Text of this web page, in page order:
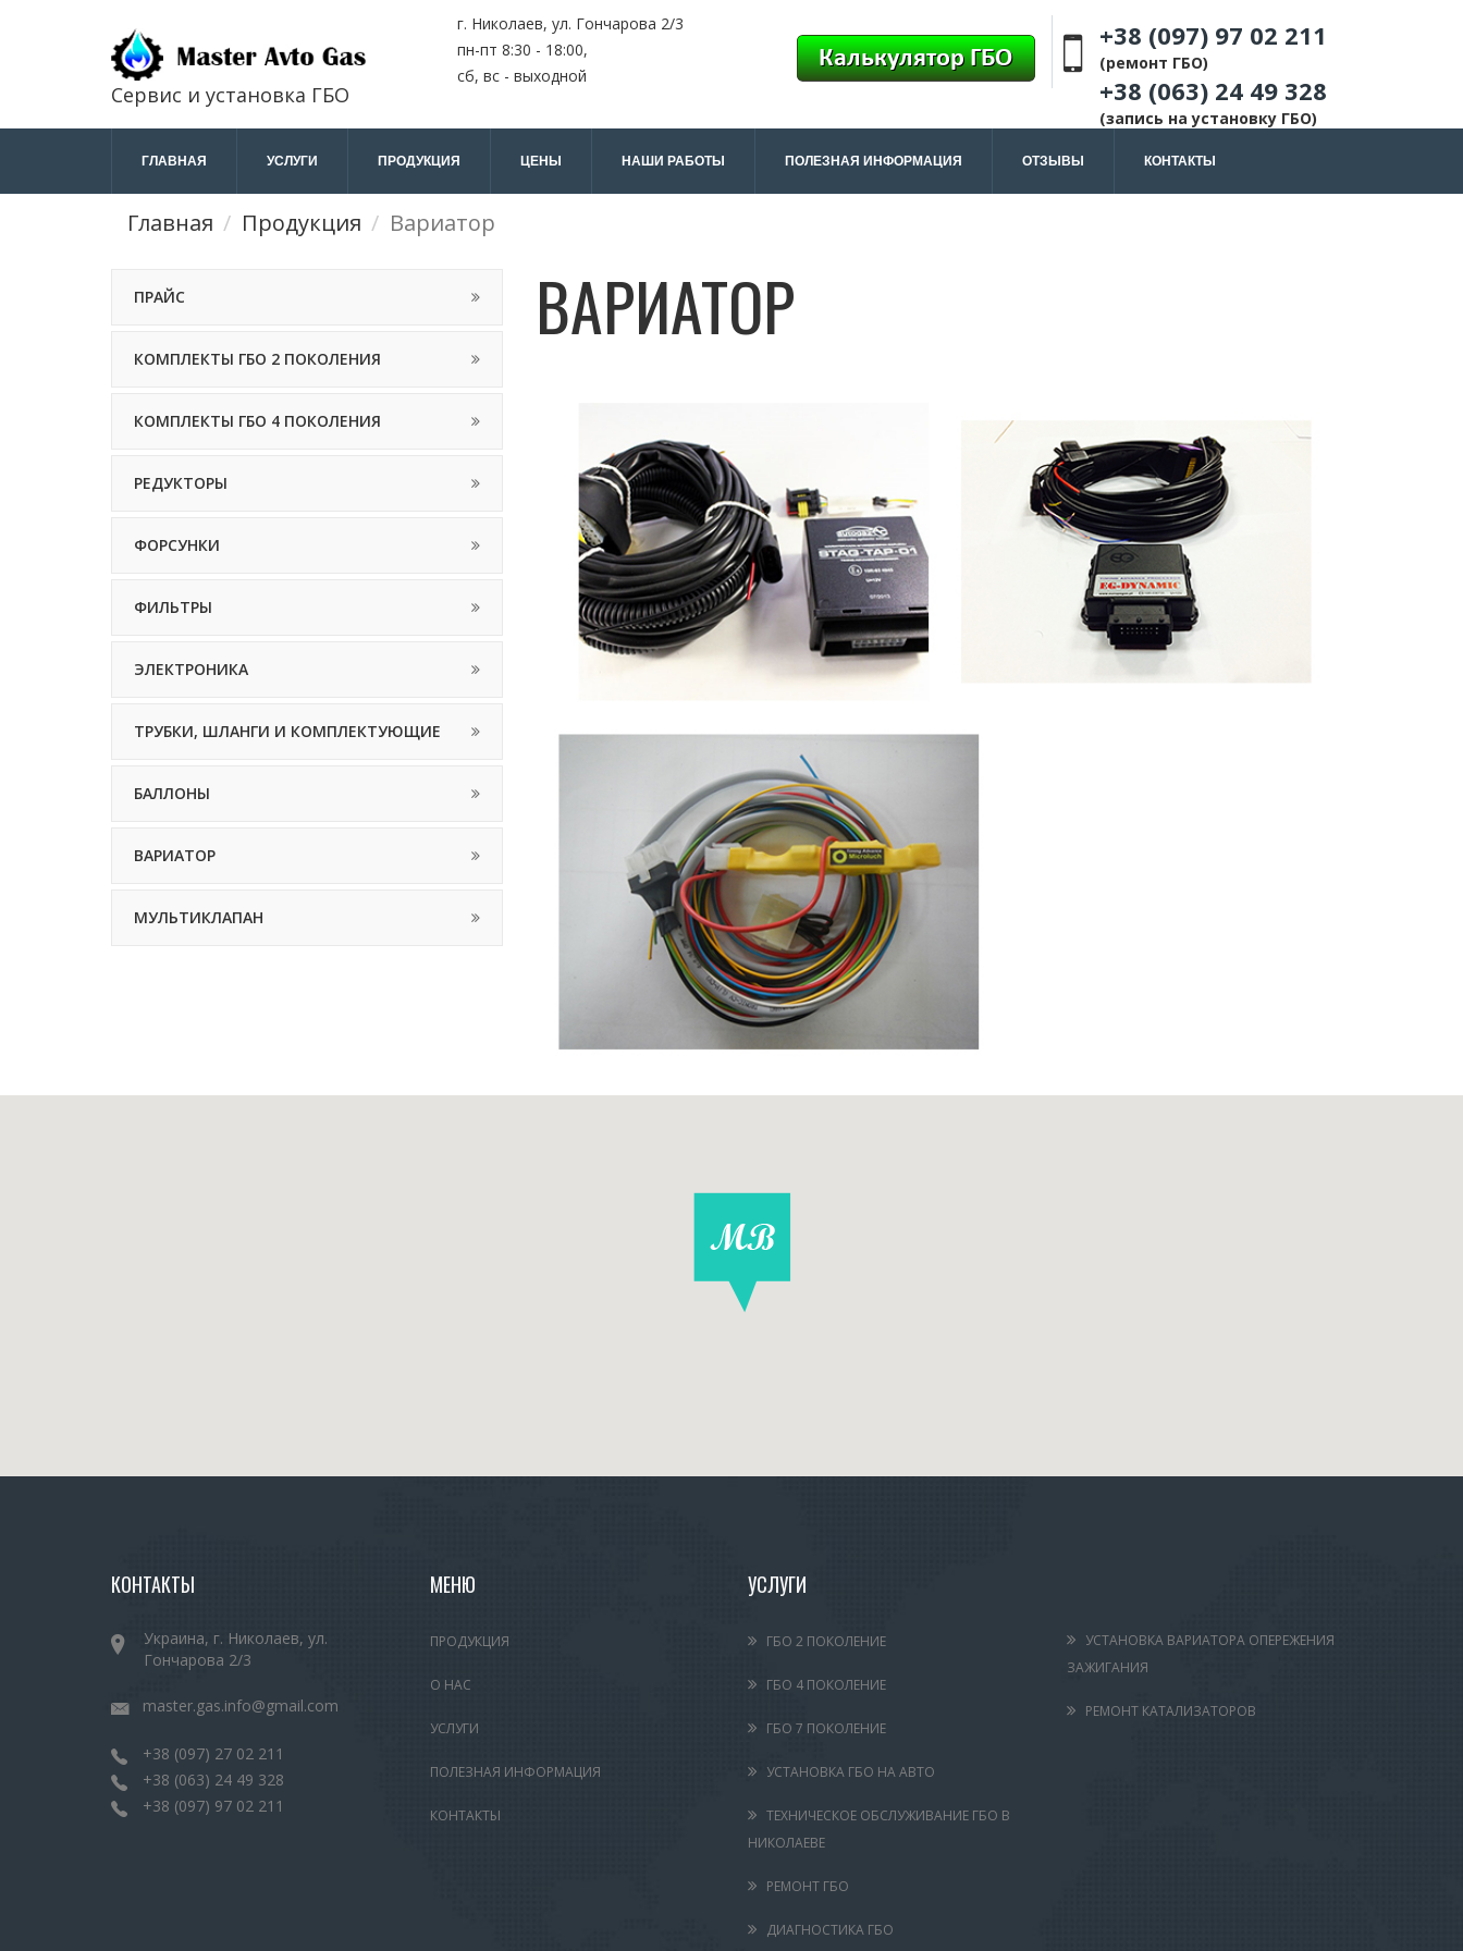
Сервис и установка ГБО
г. Николаев, ул. Гончарова 2/3
пн-пт 8:30 - 18:00,
сб, вс - выходной
+38 (097) 97 02 211
(ремонт ГБО)
+38 (063) 24 49 328
(запись на установку ГБО)
ГЛАВНАЯ УСЛУГИ ПРОДУКЦИЯ ЦЕНЫ НАШИ РАБОТЫ ПОЛЕЗНАЯ ИНФОРМАЦИЯ ОТЗЫВЫ КОНТАКТЫ
Главная Продукция Вариатор
ПРАЙС
КОМПЛЕКТЫ ГБО 2 ПОКОЛЕНИЯ
КОМПЛЕКТЫ ГБО 4 ПОКОЛЕНИЯ
РЕДУКТОРЫ
ФОРСУНКИ
ФИЛЬТРЫ
ЭЛЕКТРОНИКА
ТРУБКИ, ШЛАНГИ И КОМПЛЕКТУЮЩИЕ
БАЛЛОНЫ
ВАРИАТОР
МУЛЬТИКЛАПАН
ВАРИАТОР
КОНТАКТЫ
Украина, г. Николаев, ул.
Гончарова 2/3
master.gas.info@gmail.com
+38 (097) 27 02 211
+38 (063) 24 49 328
+38 (097) 97 02 211
МЕНЮ
ПРОДУКЦИЯ
О НАС
УСЛУГИ
ПОЛЕЗНАЯ ИНФОРМАЦИЯ
КОНТАКТЫ
УСЛУГИ
ГБО 2 ПОКОЛЕНИЕ
ГБО 4 ПОКОЛЕНИЕ
ГБО 7 ПОКОЛЕНИЕ
УСТАНОВКА ГБО НА АВТО
ТЕХНИЧЕСКОЕ ОБСЛУЖИВАНИЕ ГБО В
НИКОЛАЕВЕ
РЕМОНТ ГБО
ДИАГНОСТИКА ГБО
УСТАНОВКА ВАРИАТОРА ОПЕРЕЖЕНИЯ
ЗАЖИГАНИЯ
РЕМОНТ КАТАЛИЗАТОРОВ